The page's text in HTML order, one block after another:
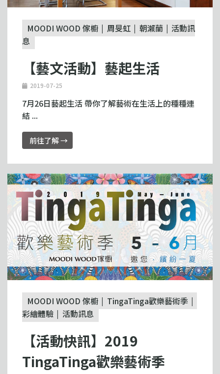
MOODI WOOD 傢櫥 周旻虹 朝瀨蘭
活動訊
息
【藝文活動】藝起生活
2019-07-25
7月26日藝起生活 帶你了解藝術在生活上的種種連
結 ...
前往了解 →
MOODI WOOD 傢櫥
TingaTinga歡樂藝術季
彩繪體驗
活動訊息
【活動快訊】2019
TingaTinga歡樂藝術季